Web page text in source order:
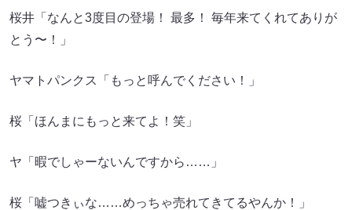
桜井「なんと3度目の登場！ 最多！ 毎年来てくれてありが
とう〜！」
ヤマトパンクス「もっと呼んでください！」
桜「ほんまにもっと来てよ！笑」
ヤ「暇でしゃーないんですから……」
桜「嘘つきぃな……めっちゃ売れてきてるやんか！」